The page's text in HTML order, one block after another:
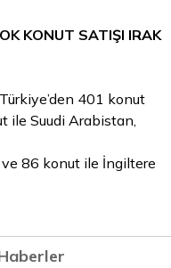
KONUT SATIŞI IRAK
401 konut
ile Suudi Arabistan,
86 konut ile İngiltere